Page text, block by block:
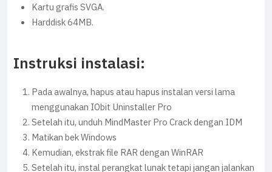
Kartu grafis SVGA.
Harddisk 64MB.
Instruksi instalasi:
Pada awalnya, hapus atau hapus instalan versi lama
menggunakan IObit Uninstaller Pro
Setelah itu, unduh MindMaster Pro Crack dengan IDM
Matikan bek Windows
Kemudian, ekstrak file RAR dengan WinRAR
Setelah itu, instal perangkat lunak tetapi jangan jalankan